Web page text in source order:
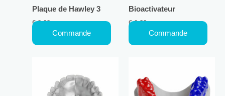
Plaque de Hawley 3
€0,00
Commande
Bioactivateur
€0,00
Commande